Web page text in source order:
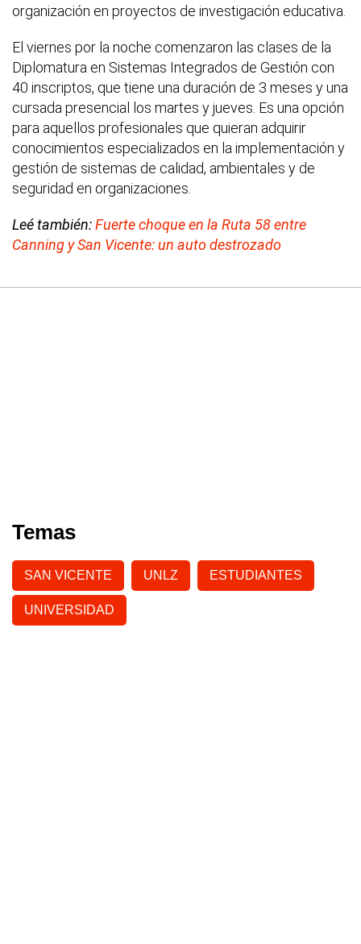
organización en proyectos de investigación educativa.
El viernes por la noche comenzaron las clases de la
Diplomatura en Sistemas Integrados de Gestión con
40 inscriptos, que tiene una duración de 3 meses y una
cursada presencial los martes y jueves. Es una opción
para aquellos profesionales que quieran adquirir
conocimientos especializados en la implementación y
gestión de sistemas de calidad, ambientales y de
seguridad en organizaciones.
Leé también:Fuerte choque en la Ruta 58 entre
Canning y San Vicente: un auto destrozado
Temas
SAN VICENTE UNLZ ESTUDIANTES
UNIVERSIDAD